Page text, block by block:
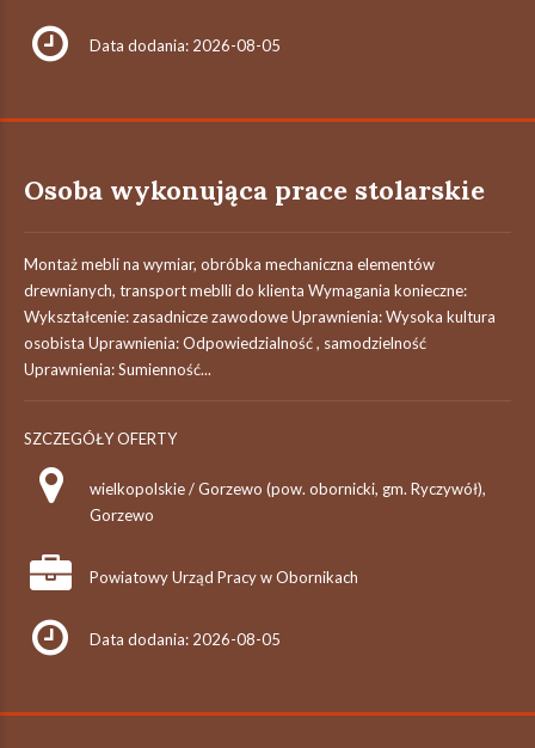
Data dodania: 2026-08-05
Osoba wykonująca prace stolarskie
Montaż mebli na wymiar, obróbka mechaniczna elementów
drewnianych, transport meblli do klienta Wymagania konieczne:
Wykształcenie: zasadnicze zawodowe Uprawnienia: Wysoka kultura
osobista Uprawnienia: Odpowiedzialność , samodzielność
Uprawnienia: Sumienność...
SZCZEGÓŁY OFERTY
wielkopolskie / Gorzewo (pow. obornicki, gm. Ryczywół),
Gorzewo
Powiatowy Urząd Pracy w Obornikach
Data dodania: 2026-08-05